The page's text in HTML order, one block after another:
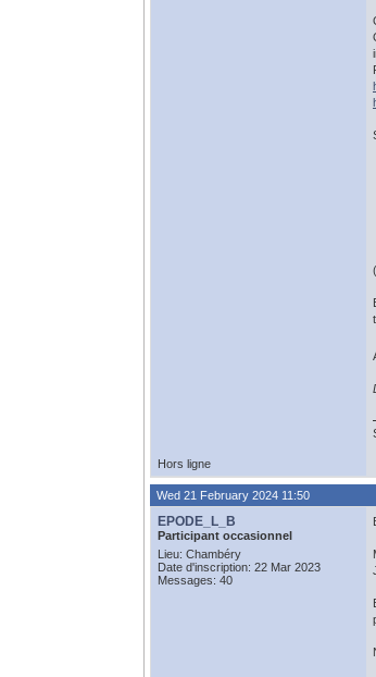
Hors ligne
Wed 21 February 2024 11:50
EPODE_L_B
Participant occasionnel
Lieu: Chambéry
Date d'inscription: 22 Mar 2023
Messages: 40